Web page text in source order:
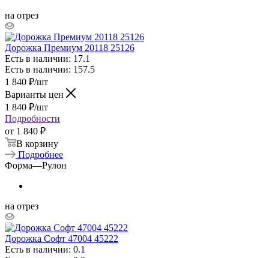
на отрез
Дорожка Премиум 20118 25126
Есть в наличии: 17.1
Есть в наличии: 157.5
1 840 ₽/шт
Варианты цен
1 840 ₽/шт
Подробности
от 1 840 ₽
В корзину
Подробнее
Форма—Рулон
на отрез
Дорожка Софт 47004 45222
Есть в наличии: 0.1